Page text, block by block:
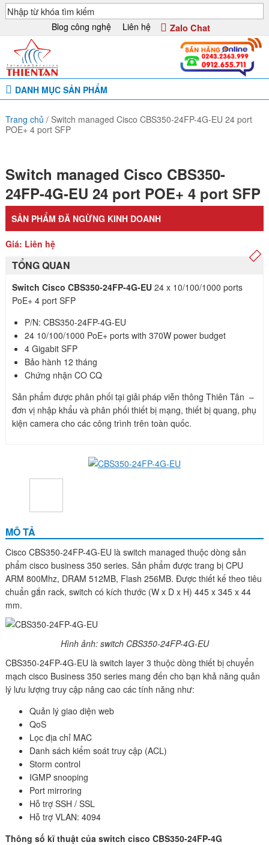
Blog công nghệ Liên hệ Zalo Chat
DANH MỤC SẢN PHẨM
Trang chủ / Switch managed Cisco CBS350-24FP-4G-EU 24 port
POE+ 4 port SFP
Switch managed Cisco CBS350-
24FP-4G-EU 24 port POE+ 4 port SFP
SẢN PHẨM ĐÃ NGỪNG KINH DOANH
Giá: Liên hệ
TỔNG QUAN
Switch Cisco CBS350-24FP-4G-EU24 x 10/100/1000 ports
PoE+ 4 port SFP
P/N: CBS350-24FP-4G-EU
24 10/100/1000 PoE+ ports with 370W power budget
4 Gigabit SFP
Bảo hành 12 tháng
Chứng nhận CO CQ
Sản phẩm được phân phối tại giải pháp viễn thông Thiên Tân –
đơn vị nhập khẩu và phân phối thiết bị mạng, thiết bị quang, phụ
kiện camera cho các công trình trên toàn quốc.
MÔ TẢ
Cisco CBS350-24FP-4G-EU là switch managed thuộc dòng sản
phẩm cisco business 350 series. Sản phẩm được trang bị CPU
ARM 800Mhz, DRAM 512MB, Flash 256MB. Được thiết kế theo tiêu
chuẩn gắn rack, switch có kích thước (W x D x H) 445 x 345 x 44
mm.
Hình ảnh: switch CBS350-24FP-4G-EU
CBS350-24FP-4G-EU là switch layer 3 thuộc dòng thiết bị chuyển
mạch cisco Business 350 series mang đến cho bạn khả năng quản
lý lưu lượng truy cập nâng cao các tính năng như:
Quản lý giao diện web
QoS
Lọc địa chỉ MAC
Danh sách kiểm soát truy cập (ACL)
Storm control
IGMP snooping
Port mirroring
Hỗ trợ SSH / SSL
Hỗ trợ VLAN: 4094
Thông số kĩ thuật của switch cisco CBS350-24FP-4G